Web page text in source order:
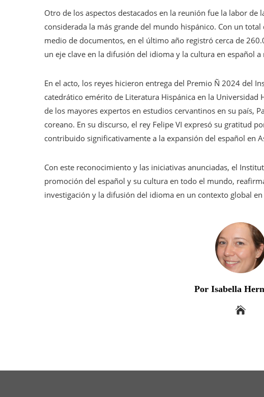
Otro de los aspectos destacados en la reunión fue la labor de
considerada la más grande del mundo hispánico. Con un
medio de documentos, en el último año registró cerca de
un eje clave en la difusión del idioma y la cultura en español
En el acto, los reyes hicieron entrega del Premio Ñ 2024 del
catedrático emérito de Literatura Hispánica en la Universidad
de los mayores expertos en estudios cervantinos en su país,
coreano. En su discurso, el rey Felipe VI expresó su gratitud
contribuido significativamente a la expansión del español en
Con este reconocimiento y las iniciativas anunciadas, el
promoción del español y su cultura en todo el mundo,
investigación y la difusión del idioma en un contexto global
Por Isabella